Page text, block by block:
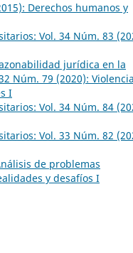
Derechos humanos y
Vol. 34 Núm. 83
jurídica en la
Núm. 79 (2020):
I
Vol. 34 Núm. 84
Vol. 33 Núm. 82
de problemas
y desafíos I